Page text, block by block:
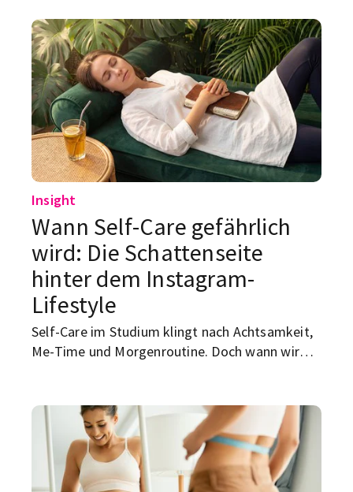
Insight
Wann Self-Care gefährlich
wird: Die Schattenseite
hinter dem Instagram-
Lifestyle
Self-Care im Studium klingt nach Achtsamkeit,
Me-Time und Morgenroutine. Doch wann wird
Balance gelingt.